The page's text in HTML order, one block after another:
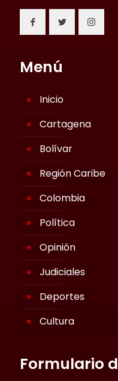
Menú
Inicio
Cartagena
Bolívar
Región Caribe
Colombia
Política
Opinión
Judiciales
Deportes
Cultura
Formulario